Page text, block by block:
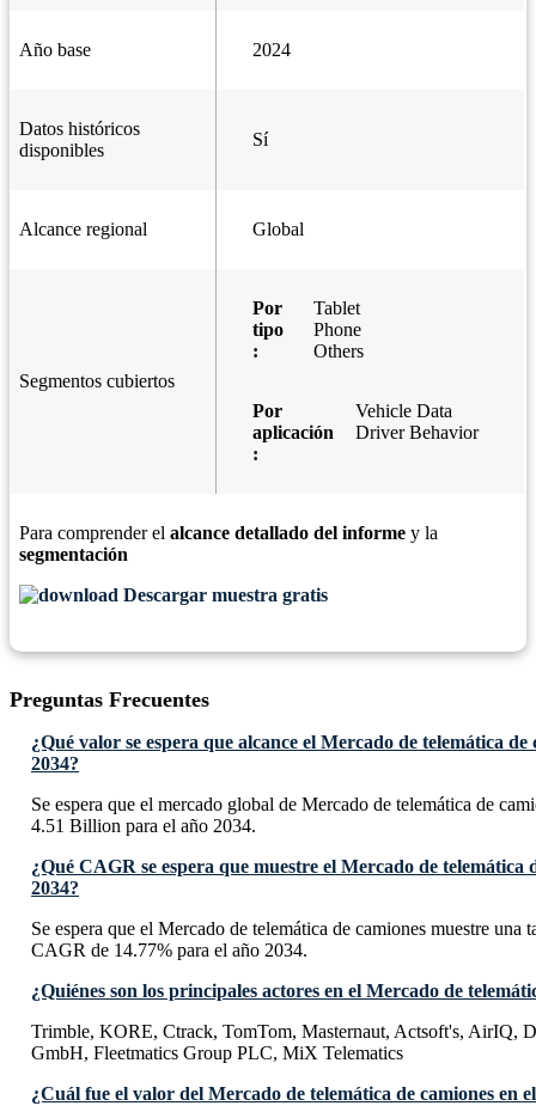
Año base 2024
Datos históricos
disponibles
Sí
Alcance regional Global
Segmentos cubiertos
Por
tipo
:
Tablet
Phone
Others
Por
aplicación
:
Vehicle Data
Driver Behavior
Para comprender el alcance detallado del informe y la
segmentación
Descargar muestra gratis
Preguntas Frecuentes
¿Qué valor se espera que alcance el Mercado de telemática de
2034?
Se espera que el mercado global de Mercado de telemática de
4.51 Billion para el año 2034.
¿Qué CAGR se espera que muestre el Mercado de telemática
2034?
Se espera que el Mercado de telemática de camiones muestre una
CAGR de 14.77% para el año 2034.
¿Quiénes son los principales actores en el Mercado de
Trimble, KORE, Ctrack, TomTom, Masternaut, Actsoft's, AirIQ,
GmbH, Fleetmatics Group PLC, MiX Telematics
¿Cuál fue el valor del Mercado de telemática de camiones en